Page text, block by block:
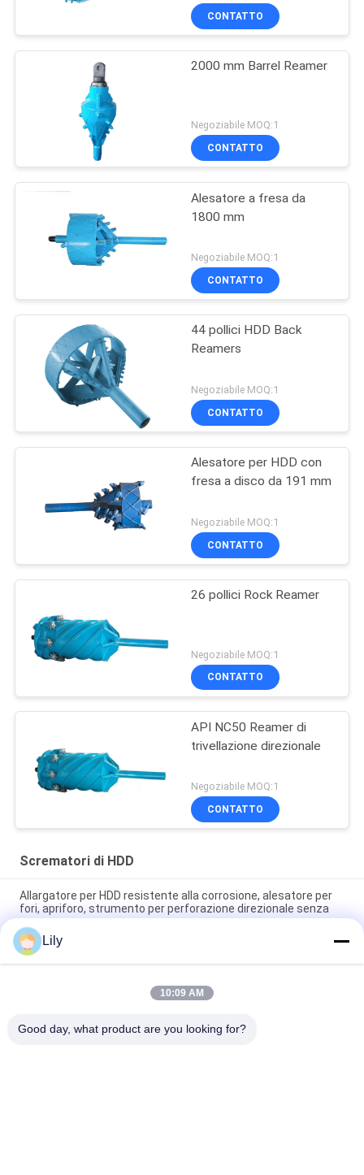
CONTATTO
2000 mm Barrel Reamer
Negoziabile MOQ:1
CONTATTO
Alesatore a fresa da
1800 mm
Negoziabile MOQ:1
CONTATTO
44 pollici HDD Back
Reamers
Negoziabile MOQ:1
CONTATTO
Alesatore per HDD con
fresa a disco da 191 mm
Negoziabile MOQ:1
CONTATTO
26 pollici Rock Reamer
Negoziabile MOQ:1
CONTATTO
API NC50 Reamer di
trivellazione direzionale
Negoziabile MOQ:1
CONTATTO
Scrematori di HDD
Allargatore per HDD resistente alla corrosione, alesatore per
fori, apriforo, strumento per perforazione direzionale senza
scavo
Svasatore scanalato girevole per HDD da 400 mm / Alesatore
per perforazione direzionale
Allargatore alesatore per perforazione senza scavo per strati
Lily
10:09 AM
Good day, what product are you looking for?